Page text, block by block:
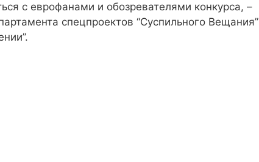
с еврофанами и обозревателями конкурса, –
спецпроектов “Суспильного Вещания”